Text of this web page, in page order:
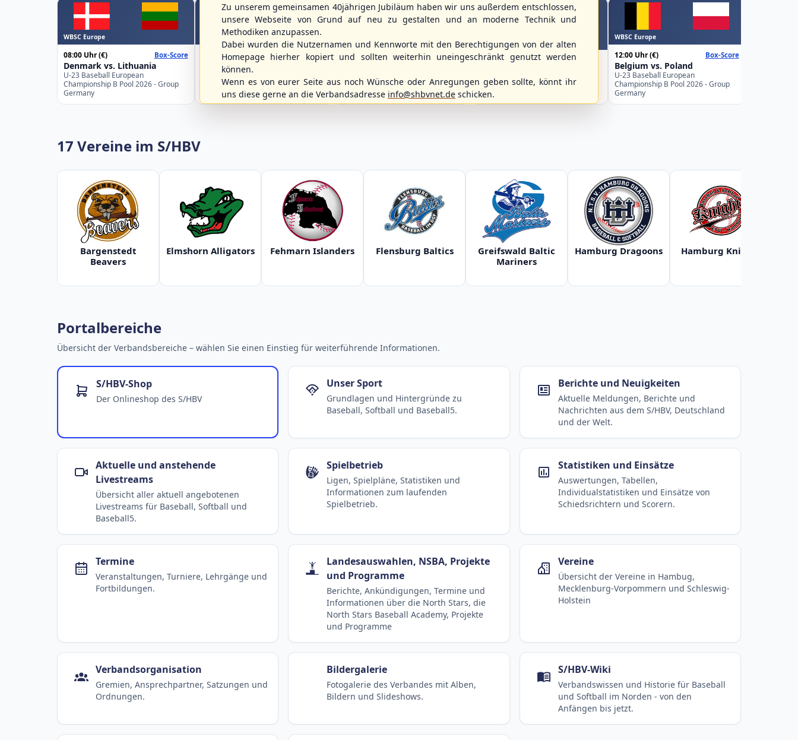
WBSC Europe
08:00 Uhr(€) Box-Score
Denmark vs. Lithuania
U-23 Baseball European
Championship B Pool 2026 - Group
Germany
WBSC Europe
08:00 Uhr(€) Box-Score
Türkiye vs. Greece
U-23 Baseball European
Championship B Pool 2026 - Group
11:30 Uhr(€) Box-Score
Championship B Pool 2026 - Group
Spain
Spielbetrieb
12:00 Uhr
Braunschweig 89ers
2. Baseball-Bundesliga Nordost
WBSC Europe
12:00 Uhr(€) Box-Score
Belgium vs. Poland
U-23 Baseball European
Championship B Pool 2026 - Group
Germany
17 Vereine im S/HBV
Bargenstedt
Beavers
Elmshorn Alligators Fehmarn Islanders Flensburg Baltics
Greifswald Baltic
Mariners
Hamburg Dragoons Hamburg Knights
Portalbereiche
Übersicht der Verbandsbereiche – wählen Sie einen Einstieg für weiterführende Informationen.
S/HBV-Shop
Der Onlineshop des S/HBV
Unser Sport
Grundlagen und Hintergründe zu
Baseball, Softball und Baseball5.
Berichte und Neuigkeiten
Aktuelle Meldungen, Berichte und
Nachrichten aus dem S/HBV, Deutschland
und der Welt.
Aktuelle und anstehende
Livestreams
Übersicht aller aktuell angebotenen
Livestreams für Baseball, Softball und
Baseball5.
Spielbetrieb
Ligen, Spielpläne, Statistiken und
Informationen zum laufenden
Spielbetrieb.
Statistiken und Einsätze
Auswertungen, Tabellen,
Individualstatistiken und Einsätze von
Schiedsrichtern und Scorern.
Termine
Veranstaltungen, Turniere, Lehrgänge und
Fortbildungen.
Landesauswahlen, NSBA, Projekte
und Programme
Berichte, Ankündigungen, Termine und
Informationen über die North Stars, die
North Stars Baseball Academy, Projekte
und Programme
Vereine
Übersicht der Vereine in Hambug,
Mecklenburg-Vorpommern und Schleswig-
Holstein
Verbandsorganisation
Gremien, Ansprechpartner, Satzungen und
Ordnungen.
Bildergalerie
Fotogalerie des Verbandes mit Alben,
Bildern und Slideshows.
S/HBV-Wiki
Verbandswissen und Historie für Baseball
und Softball im Norden - von den
Anfängen bis jetzt.
Zu unserem gemeinsamen 40jährigen Jubiläum haben wir uns außerdem entschlossen,
unsere Webseite von Grund auf neu zu gestalten und an moderne Technik und
Methodiken anzupassen.
Dabei wurden die Nutzernamen und Kennworte mit den Berechtigungen von der alten
Homepage hierher kopiert und sollten weiterhin uneingeschränkt genutzt werden
können.
Wenn es von eurer Seite aus noch Wünsche oder Anregungen geben sollte, könnt ihr
uns diese gerne an die Verbandsadresse info@shbvnet.de schicken.